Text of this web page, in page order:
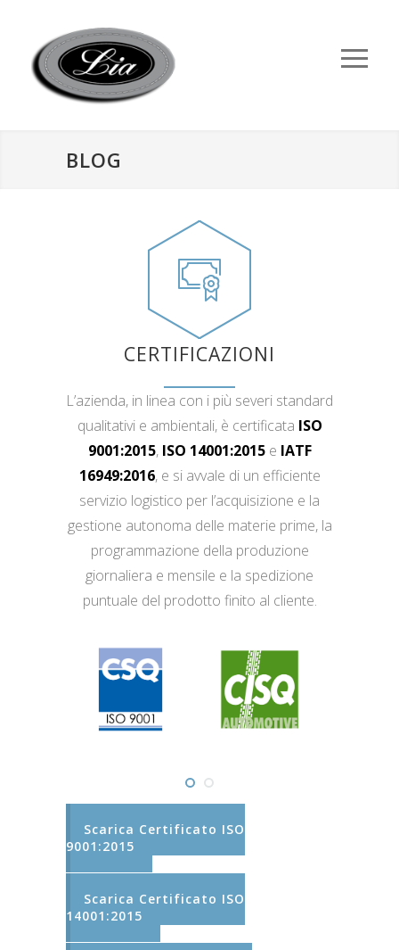
BLOG
CERTIFICAZIONI
L’azienda, in linea con i più severi standard
qualitativi e ambientali, è certificata ISO
9001:2015, ISO 14001:2015e IATF
16949:2016, e si avvale di un efficiente
servizio logistico per l’acquisizione e la
gestione autonoma delle materie prime, la
programmazione della produzione
giornaliera e mensile e la spedizione
puntuale del prodotto finito al cliente.
Scarica Certificato ISO
9001:2015
Scarica Certificato ISO
14001:2015